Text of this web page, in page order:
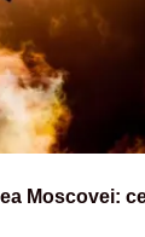
Moscovei: